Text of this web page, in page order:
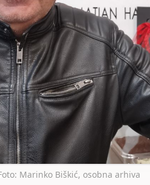
Marinko Biškić, osobna arhiva